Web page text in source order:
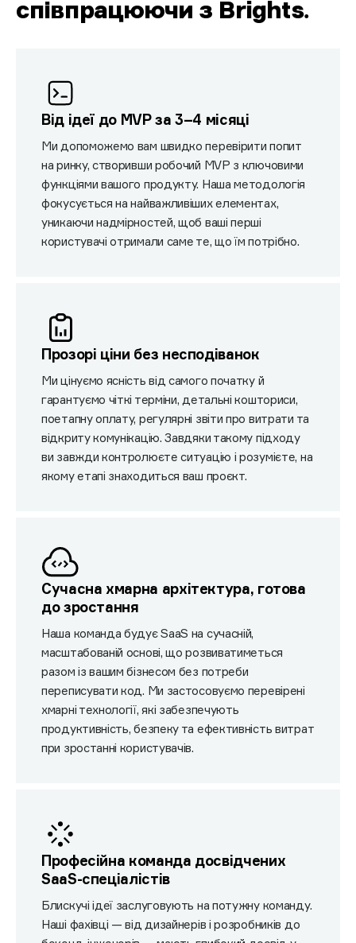
співпрацюючи з Brights.
Від ідеї до MVP за 3–4 місяці
Ми допоможемо вам швидко перевірити попит
на ринку, створивши робочий MVP з ключовими
функціями вашого продукту. Наша методологія
фокусується на найважливіших елементах,
уникаючи надмірностей, щоб ваші перші
користувачі отримали саме те, що їм потрібно.
Прозорі ціни без несподіванок
Ми цінуємо ясність від самого початку й
гарантуємо чіткі терміни, детальні кошториси,
поетапну оплату, регулярні звіти про витрати та
відкриту комунікацію. Завдяки такому підходу
ви завжди контролюєте ситуацію і розумієте, на
якому етапі знаходиться ваш проєкт.
Сучасна хмарна архітектура, готова
до зростання
Наша команда будує SaaS на сучасній,
масштабованій основі, що розвиватиметься
разом із вашим бізнесом без потреби
переписувати код. Ми застосовуємо перевірені
хмарні технології, які забезпечують
продуктивність, безпеку та ефективність витрат
при зростанні користувачів.
Професійна команда досвідчених
SaaS-спеціалістів
Блискучі ідеї заслуговують на потужну команду.
Наші фахівці — від дизайнерів і розробників до